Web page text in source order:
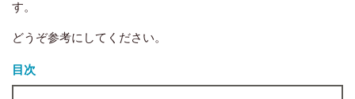
す。
どうぞ参考にしてください。
目次